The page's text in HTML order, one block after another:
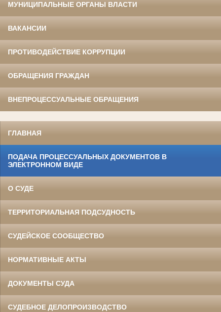
МУНИЦИПАЛЬНЫЕ ОРГАНЫ ВЛАСТИ
ВАКАНСИИ
ПРОТИВОДЕЙСТВИЕ КОРРУПЦИИ
ОБРАЩЕНИЯ ГРАЖДАН
ВНЕПРОЦЕССУАЛЬНЫЕ ОБРАЩЕНИЯ
ГЛАВНАЯ
ПОДАЧА ПРОЦЕССУАЛЬНЫХ ДОКУМЕНТОВ В
ЭЛЕКТРОННОМ ВИДЕ
О СУДЕ
ТЕРРИТОРИАЛЬНАЯ ПОДСУДНОСТЬ
СУДЕЙСКОЕ СООБЩЕСТВО
НОРМАТИВНЫЕ АКТЫ
ДОКУМЕНТЫ СУДА
СУДЕБНОЕ ДЕЛОПРОИЗВОДСТВО